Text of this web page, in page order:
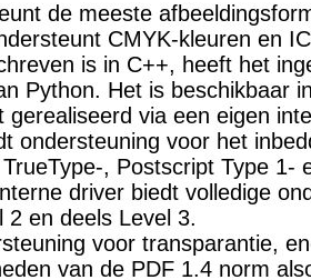
de meeste
CMYK-kleuren en
is in C++, heeft het
Python. Het is beschikbaar
gerealiseerd via een eigen
ondersteuning voor het
, Postscript Type 1-
driver biedt volledige
2 en deels Level 3.
voor transparantie,
van de PDF 1.4 norm